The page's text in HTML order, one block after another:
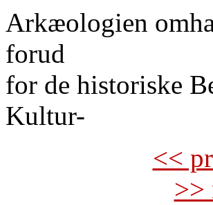
Arkæologien
forud
for de historiske
Kultur-
<<
>>